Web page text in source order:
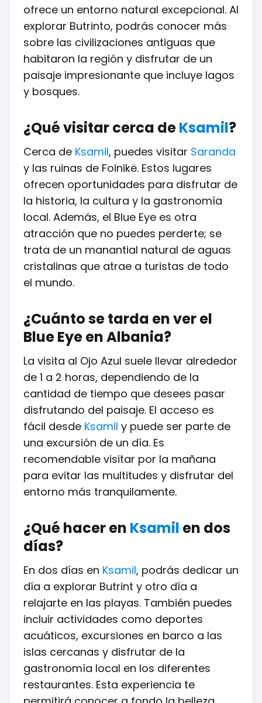
ofrece un entorno natural excepcional. Al
explorar Butrinto, podrás conocer más
sobre las civilizaciones antiguas que
habitaron la región y disfrutar de un
paisaje impresionante que incluye lagos
y bosques.
¿Qué visitar cerca deKsamil?
Cerca de Ksamil, puedes visitar Saranda
y las ruinas de Foinikë. Estos lugares
ofrecen oportunidades para disfrutar de
la historia, la cultura y la gastronomía
local. Además, el Blue Eye es otra
atracción que no puedes perderte; se
trata de un manantial natural de aguas
cristalinas que atrae a turistas de todo
el mundo.
¿Cuánto se tarda en ver el
Blue Eye en Albania?
La visita al Ojo Azul suele llevar alrededor
de 1 a 2 horas, dependiendo de la
cantidad de tiempo que desees pasar
disfrutando del paisaje. El acceso es
fácil desde Ksamil y puede ser parte de
una excursión de un día. Es
recomendable visitar por la mañana
para evitar las multitudes y disfrutar del
entorno más tranquilamente.
¿Qué hacer en Ksamil en dos
días?
En dos días en Ksamil, podrás dedicar un
día a explorar Butrint y otro día a
relajarte en las playas. También puedes
incluir actividades como deportes
acuáticos, excursiones en barco a las
islas cercanas y disfrutar de la
gastronomía local en los diferentes
restaurantes. Esta experiencia te